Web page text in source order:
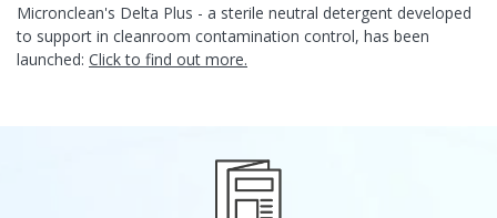
Micronclean's Delta Plus - a sterile neutral detergent developed
to support in cleanroom contamination control, has been
launched: Click to find out more.